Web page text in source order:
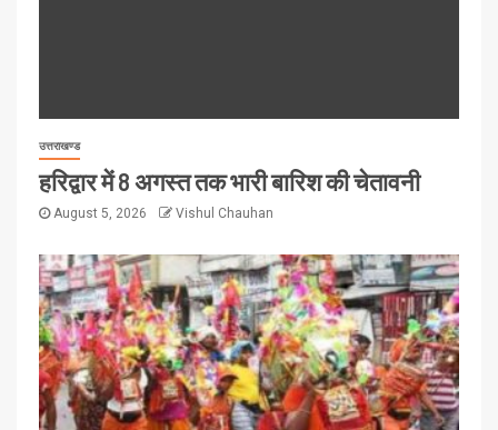
उत्तराखण्ड
हरिद्वार में 8 अगस्त तक भारी बारिश की चेतावनी
August 5, 2026 Vishul Chauhan